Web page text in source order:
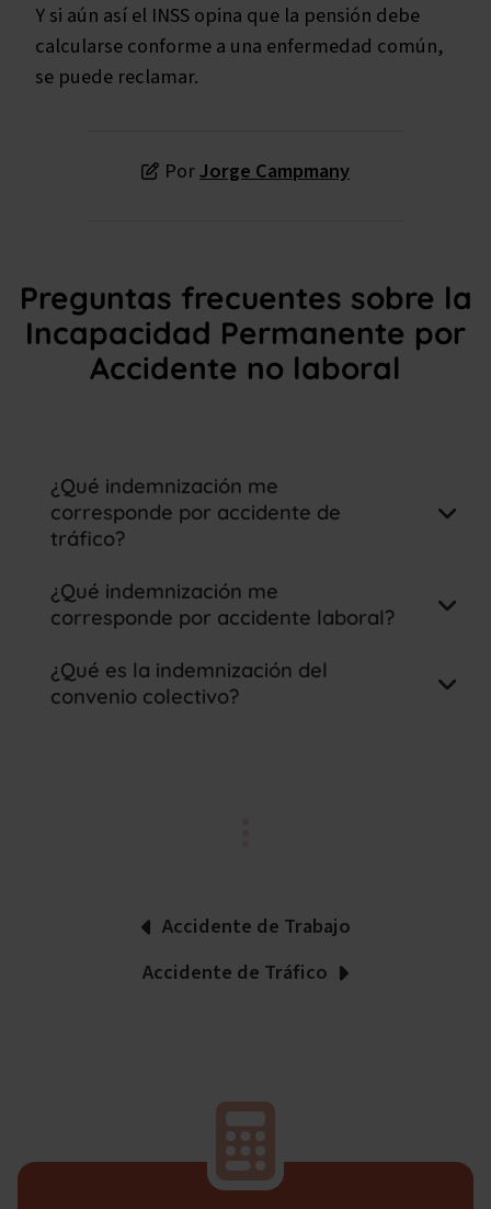
Y si aún así el INSS opina que la pensión debe
calcularse conforme a una enfermedad común,
se puede reclamar.
PorJorge Campmany
Preguntas frecuentes sobre la
Incapacidad Permanente por
Accidente no laboral
¿Qué indemnización me
corresponde por accidente de
tráfico?
¿Qué indemnización me
corresponde por accidente laboral?
¿Qué es la indemnización del
convenio colectivo?
Accidente de Trabajo
Accidente de Tráfico